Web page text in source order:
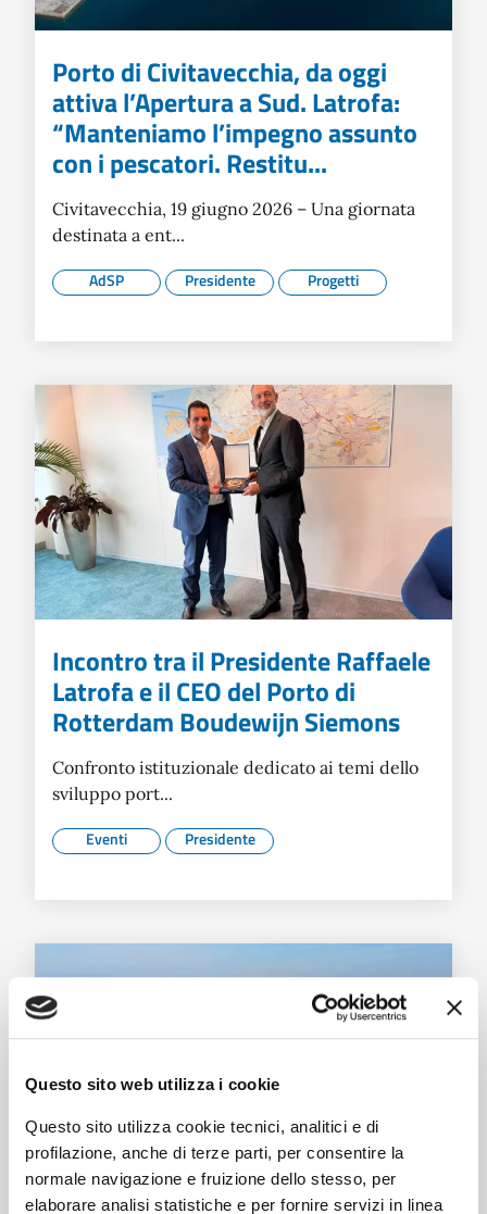
Questo sito web utilizza i cookie
Questo sito utilizza cookie tecnici, analitici e di
profilazione, anche di terze parti, per consentire la
normale navigazione e fruizione dello stesso, per
elaborare analisi statistiche e per fornire servizi in linea
Porto di Civitavecchia, da oggi
attiva l’Apertura a Sud. Latrofa:
“Manteniamo l’impegno assunto
con i pescatori. Restitu...
Civitavecchia, 19 giugno 2026 – Una giornata
destinata a ent...
AdSP Presidente Progetti
Incontro tra il Presidente Raffaele
Latrofa e il CEO del Porto di
Rotterdam Boudewijn Siemons
Confronto istituzionale dedicato ai temi dello
sviluppo port...
Eventi Presidente